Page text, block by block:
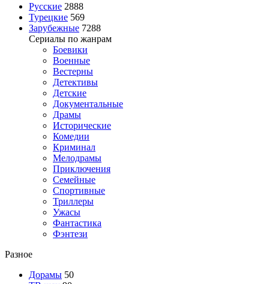
Русские 2888
Турецкие 569
Зарубежные 7288
Сериалы по жанрам
Боевики
Военные
Вестерны
Детективы
Детские
Документальные
Драмы
Исторические
Комедии
Криминал
Мелодрамы
Приключения
Семейные
Спортивные
Триллеры
Ужасы
Фантастика
Фэнтези
Разное
Дорамы 50